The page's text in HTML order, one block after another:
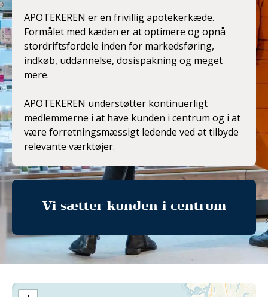
APOTEKEREN er en frivillig apotekerkæde.
Formålet med kæden er at optimere og opnå
stordriftsfordele inden for markedsføring,
indkøb, uddannelse, dosispakning og meget
mere.
APOTEKEREN understøtter kontinuerligt
medlemmerne i at have kunden i centrum og i at
være forretningsmæssigt ledende ved at tilbyde
relevante værktøjer.
Vi sætter kunden i centrum